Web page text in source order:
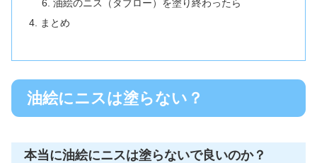
油絵のニス（タブロー）を塗り終わったら
まとめ
油絵にニスは塗らない？
本当に油絵にニスは塗らないで良いのか？